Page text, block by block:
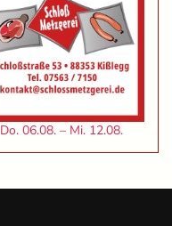
Do. 06.08. – Mi. 12.08.